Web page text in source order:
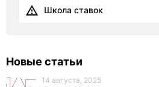
Школа ставок
Новые статьи
14 августа, 2025